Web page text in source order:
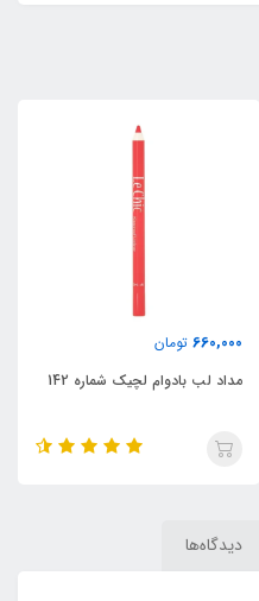
660,000 تومان
مداد لب بادوام لچیک شماره 142
دیدگاه‌ها